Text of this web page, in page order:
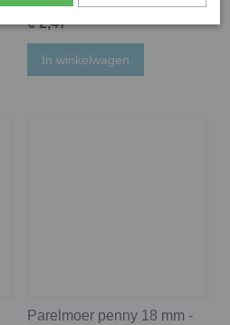
€ 2,47
In winkelwagen
Parelmoer penny 18 mm -